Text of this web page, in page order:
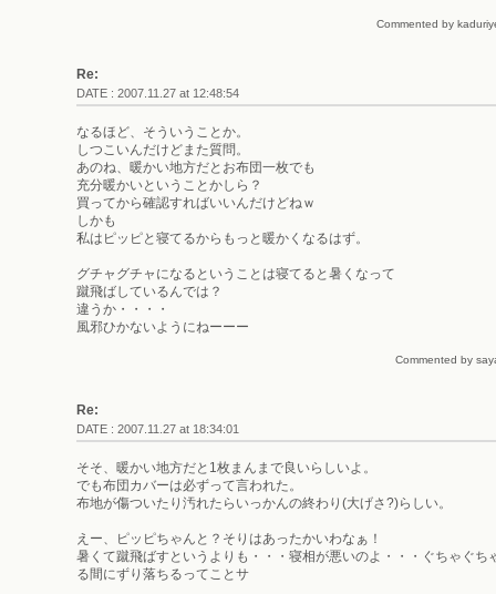
Commented by
Re:
DATE : 2007.11.27 at 12:48:54
なるほど、そういうことか。
しつこいんだけどまた質問。
あのね、暖かい地方だとお布団一枚でも
充分暖かいということかしら？
買ってから確認すればいいんだけどねｗ
しかも
私はピッピと寝てるからもっと暖かくなるはず。
グチャグチャになるということは寝てると暑くなって
蹴飛ばしているんでは？
違うか・・・・
風邪ひかないようにねーーー
Commented by
Re:
DATE : 2007.11.27 at 18:34:01
そそ、暖かい地方だと1枚まんまで良いらしいよ。
でも布団カバーは必ずって言われた。
布地が傷ついたり汚れたらいっかんの終わり(大げさ?)らしい。
えー、ピッピちゃんと？そりはあったかいわなぁ！
暑くて蹴飛ばすというよりも・・・寝相が悪いのよ・・・ぐちゃぐち
る間にずり落ちるってことサ